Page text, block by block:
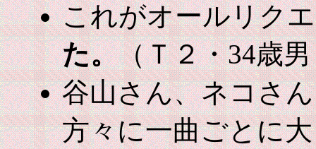
これがオールリク
た。（Ｔ２・34歳
谷山さん、ネコさ
方々に一曲ごとに